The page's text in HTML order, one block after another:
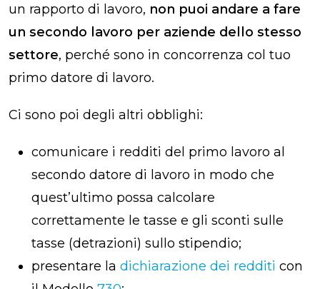
un rapporto di lavoro, non puoi andare a fare
un secondo lavoro per aziende dello stesso
settore, perché sono in concorrenza col tuo
primo datore di lavoro.
Ci sono poi degli altri obblighi:
comunicare i redditi del primo lavoro al
secondo datore di lavoro in modo che
quest’ultimo possa calcolare
correttamente le tasse e gli sconti sulle
tasse (detrazioni) sullo stipendio;
presentare la dichiarazione dei redditi con